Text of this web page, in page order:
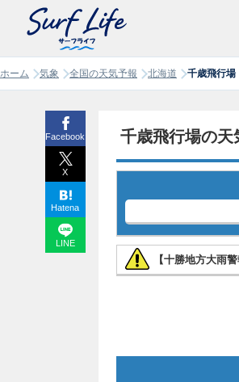
ホーム 気象 全国の天気予報 北海道 千歳飛行場
千歳飛行場の天
【十勝地方大雨
Facebook
X
Hatena
LINE